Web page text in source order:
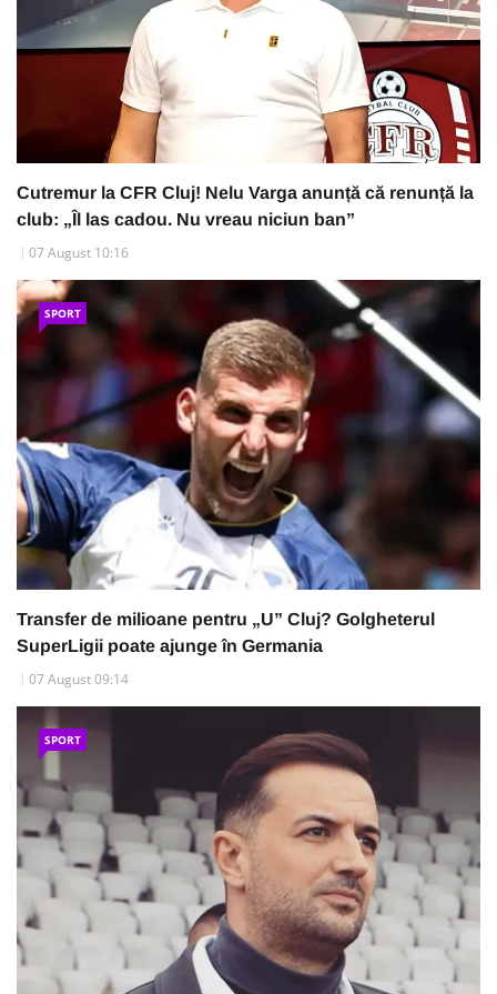
Cutremur la CFR Cluj! Nelu Varga anunță că renunță la
club: „Îl las cadou. Nu vreau niciun ban”
07 August 10:16
SPORT
Transfer de milioane pentru „U” Cluj? Golgheterul
SuperLigii poate ajunge în Germania
07 August 09:14
SPORT